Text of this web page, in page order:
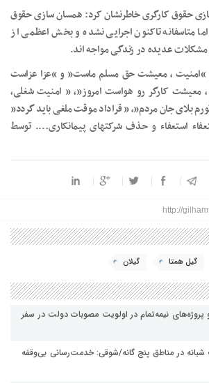
حقوق کارگری خاطرنشان کرد: همسان سازی حقوق
از سال ۸۶ ابلاغ اما متاسفانه تاکنون اجرایی نشده و بخش اعظمی از
مشکلات عدیده در زندگی مواجه اند.
“امنیت ، معیشت حق مسلم ماست” و “عزا عزاست
، معیشت کارگر رو هواست امروز”، ” امنیت شغلی،
بلای جان مردم”، ” قراداد موقت ملغی باید گردد”
استعفاء و حذف شرکتهای پیمانکاری…. توسط
http://
گیل همتا گیلان
پروژه‌های نیمه‌تمام در اولویت مصوبات دولت در سفر
شبانه در مناطق پنج گانه/شوقی: خدمت‌رسانی بی‌وقفه